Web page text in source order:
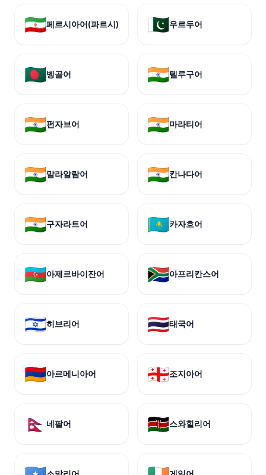
🇮🇷페르시아어(파르시) 🇵🇰우르두어
🇧🇩벵골어 🇮🇳텔루구어
🇮🇳펀자브어 🇮🇳마라티어
🇮🇳말라얄람어 🇮🇳칸나다어
🇮🇳구자라트어 🇰🇿카자흐어
🇦🇿아제르바이잔어 🇿🇦아프리칸스어
🇮🇱히브리어 🇹🇭태국어
🇦🇲아르메니아어 🇬🇪조지아어
🇳🇵 네팔어 🇰🇪스와힐리어